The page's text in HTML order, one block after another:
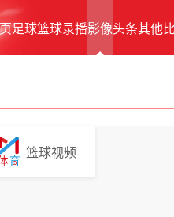
足球篮球录播影像头条其他
篮球视频